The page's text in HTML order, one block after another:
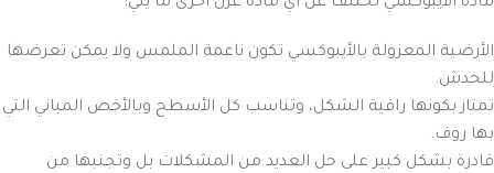
الأرضية المعزولة بالأيبوكسي تكون ناعمة الملمس ولا يمكن تعرضها
للخدش.
تمتاز بكونها راقية الشكل، وتناسب كل الأسطح وبالأخص المباني التي
بها روف.
قادرة بشكل كبير على حل العديد من المشكلات بل وتجنبها من